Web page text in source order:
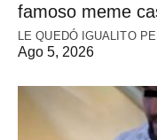
famoso meme
LE QUEDÓ IGUALITO
Ago 5, 2026